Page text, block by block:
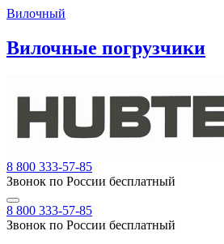
Вилочный
Вилочные погрузчики
8 800 333-57-85
Звонок по России бесплатный
8 800 333-57-85
Звонок по России бесплатный